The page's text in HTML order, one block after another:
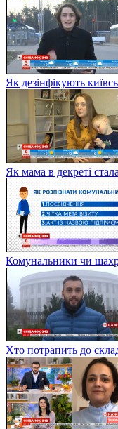
Як дезінфікують
Як мама в декреті
Комунальники чи
Хто потрапить до